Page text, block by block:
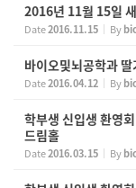
2016년 11월 15일
Date2016.11.15 By
바이오및뇌공학과
Date2016.04.12 By
학부생 신입생 환영
드림홀
Date2016.03.15 By